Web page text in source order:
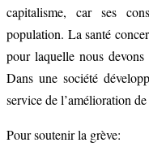
capitalisme, car ses
population. La santé
pour laquelle nous
Dans une société
service de l’amélioration
Pour soutenir la grève: